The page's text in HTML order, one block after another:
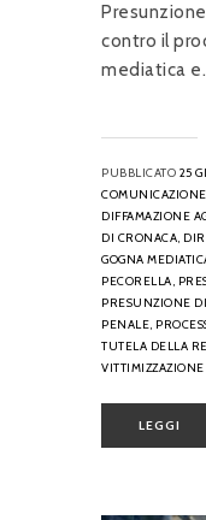
contro il
mediatica
PUBBLICATO 25
DIFFAMAZIONE
DI CRONACA,
GOGNA
PECORELLA,
PRESUNZIONE
PENALE,
TUTELA DELLA
LEGGI